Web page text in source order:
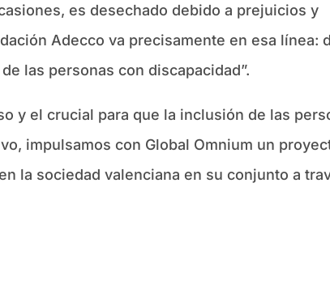
es desechado debido a prejuicios y
Adecco va precisamente en esa línea:
las personas con discapacidad”.
y el crucial para que la inclusión de las
impulsamos con Global Omnium un
la sociedad valenciana en su conjunto a